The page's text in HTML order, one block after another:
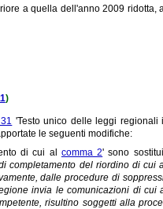
a quella dell'anno 2009 ridotta,
)
'Testo unico delle leggi regionali
le seguenti modifiche:
di cui al comma 2' sono
completamento del riordino di cui
dalle procedure di
invia le comunicazioni di cui
risultino soggetti alla